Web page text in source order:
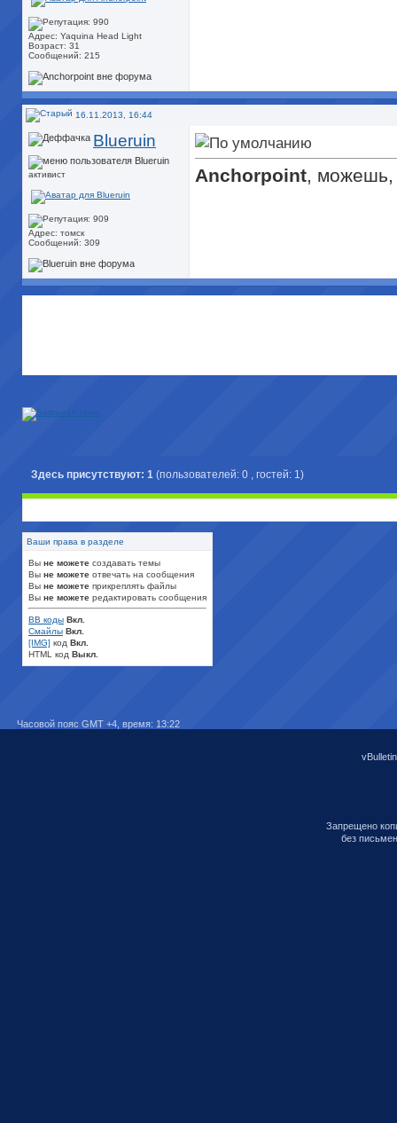
Адрес: Yaquina Head Light
Возраст: 31
Сообщений: 215
16.11.2013, 16:44
Blueruin
активист
Адрес: томск
Сообщений: 309
Anchorpoint, можешь,
Здесь присутствуют: 1 (пользователей: 0 , гостей: 1)
Ваши права в разделе
Вы не можете создавать темы
Вы не можете отвечать на сообщения
Вы не можете прикреплять файлы
Вы не можете редактировать сообщения
BB коды Вкл.
Смайлы Вкл.
[IMG] код Вкл.
HTML код Выкл.
Часовой пояс GMT +4, время: 13:22
Запрещено
без